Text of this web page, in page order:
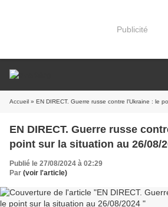
Publicité
Accueil » EN DIRECT. Guerre russe contre l'Ukraine : le
EN DIRECT. Guerre russe
point sur la situation au 26/08/
Publié le 27/08/2024 à 02:29
Par (voir l'article)